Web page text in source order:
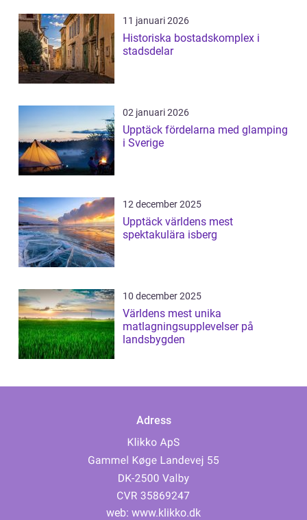
11 januari 2026
Historiska bostadskomplex i
stadsdelar
02 januari 2026
Upptäck fördelarna med glamping
i Sverige
12 december 2025
Upptäck världens mest
spektakulära isberg
10 december 2025
Världens mest unika
matlagningsupplevelser på
landsbygden
Adress
web: www.klikko.dk